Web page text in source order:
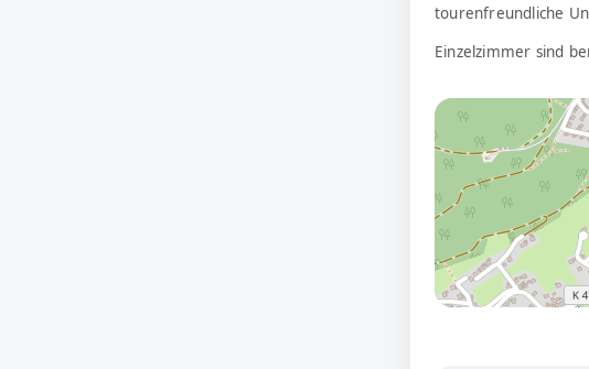
tourenfreundliche
Einzelzimmer sind